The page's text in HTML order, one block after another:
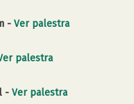
- Ver palestra
palestra
- Ver palestra